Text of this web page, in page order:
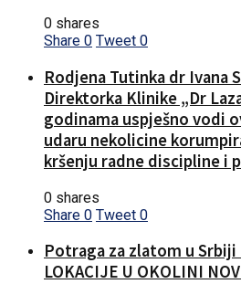
0 shares
Share 0 Tweet 0
Rodjena Tutinka dr Ivana
Direktorka Klinike „Dr
godinama uspješno vodi
udaru nekolicine
kršenju radne discipline i
0 shares
Share 0 Tweet 0
Potraga za zlatom u Srbiji
LOKACIJE U OKOLINI